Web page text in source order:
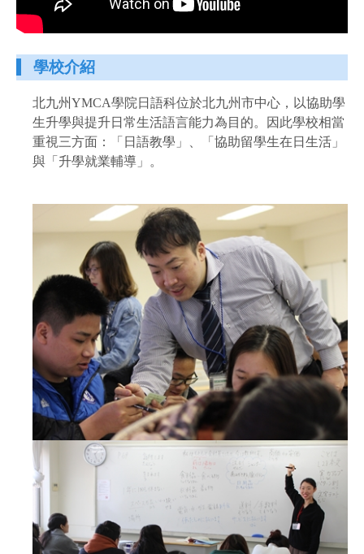
學校介紹
北九州YMCA學院日語科位於北九州市中心，以協助學
生升學與提升日常生活語言能力為目的。因此學校相當
重視三方面：「日語教學」、「協助留學生在日生活」
與「升學就業輔導」。